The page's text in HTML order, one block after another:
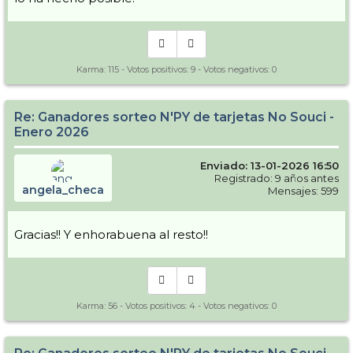
Karma: 115 - Votos positivos: 9 - Votos negativos: 0
Re: Ganadores sorteo N'PY de tarjetas No Souci -
Enero 2026
angela_checa
Enviado: 13-01-2026 16:50
Registrado: 9 años antes
Mensajes: 599
Gracias!! Y enhorabuena al resto!!
Karma: 56 - Votos positivos: 4 - Votos negativos: 0